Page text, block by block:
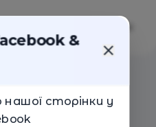
&
сторінки у